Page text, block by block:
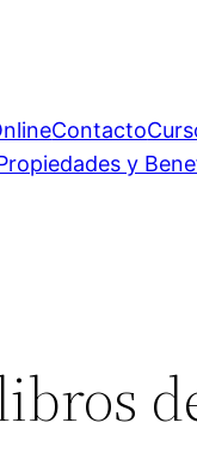
Contacto
y